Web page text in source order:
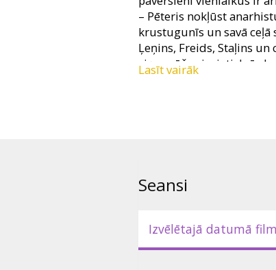
– Pēteris nokļūst
krustugunīs un savā ceļā
Ļeņins, Freids, Staļins
viņa mūža sievieti,
Lasīt vairāk
Seansi
Izvēlētajā datumā